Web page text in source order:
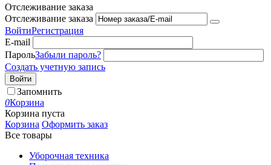
Отслеживание заказа
Отслеживание заказа
ВойтиРегистрация
E-mail
ПарольЗабыли пароль?
Создать учетную запись
Войти
Запомнить
0Корзина
Корзина пуста
Корзина Оформить заказ
Все товары
Уборочная техника